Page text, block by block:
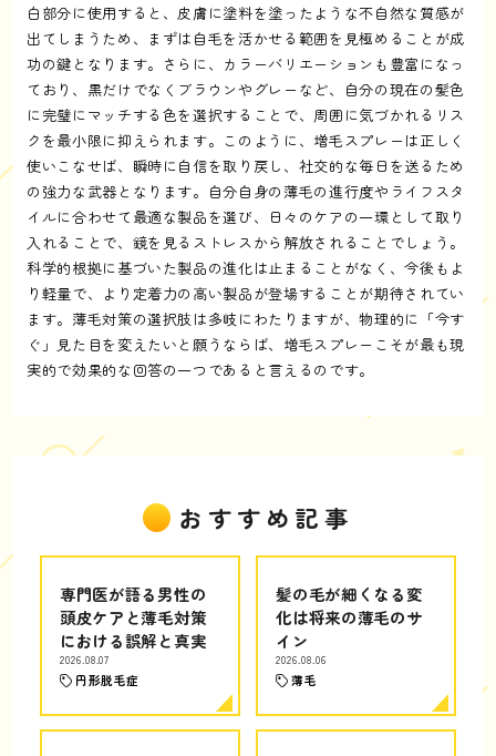
白部分に使用すると、皮膚に塗料を塗ったような不自然な質感が
出てしまうため、まずは自毛を活かせる範囲を見極めることが成
功の鍵となります。さらに、カラーバリエーションも豊富になっ
ており、黒だけでなくブラウンやグレーなど、自分の現在の髪色
に完璧にマッチする色を選択することで、周囲に気づかれるリス
クを最小限に抑えられます。このように、増毛スプレーは正しく
使いこなせば、瞬時に自信を取り戻し、社交的な毎日を送るため
の強力な武器となります。自分自身の薄毛の進行度やライフスタ
イルに合わせて最適な製品を選び、日々のケアの一環として取り
入れることで、鏡を見るストレスから解放されることでしょう。
科学的根拠に基づいた製品の進化は止まることがなく、今後もよ
り軽量で、より定着力の高い製品が登場することが期待されてい
ます。薄毛対策の選択肢は多岐にわたりますが、物理的に「今す
ぐ」見た目を変えたいと願うならば、増毛スプレーこそが最も現
実的で効果的な回答の一つであると言えるのです。
おすすめ記事
専門医が語る男性の
頭皮ケアと薄毛対策
における誤解と真実
2026.08.07
円形脱毛症
髪の毛が細くなる変
化は将来の薄毛のサ
イン
2026.08.06
薄毛